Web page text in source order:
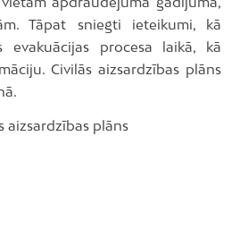
Tāpat sniegti ieteikumi, kā
procesa laikā, kā
Civilās aizsardzības plāns
aizsardzības plāns